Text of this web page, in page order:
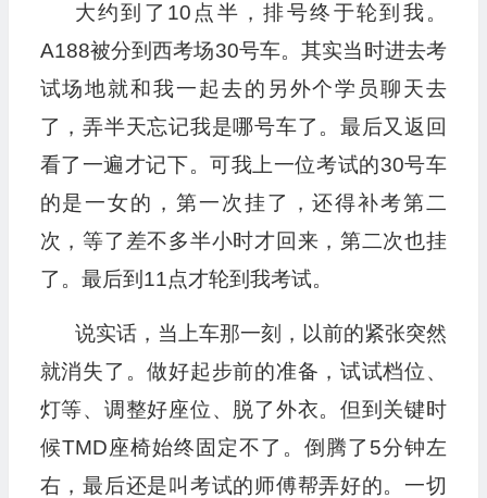
大约到了10点半，排号终于轮到我。
A188被分到西考场30号车。其实当时进去考
试场地就和我一起去的另外个学员聊天去
了，弄半天忘记我是哪号车了。最后又返回
看了一遍才记下。可我上一位考试的30号车
的是一女的，第一次挂了，还得补考第二
次，等了差不多半小时才回来，第二次也挂
了。最后到11点才轮到我考试。
说实话，当上车那一刻，以前的紧张突然
就消失了。做好起步前的准备，试试档位、
灯等、调整好座位、脱了外衣。但到关键时
候TMD座椅始终固定不了。倒腾了5分钟左
右，最后还是叫考试的师傅帮弄好的。一切